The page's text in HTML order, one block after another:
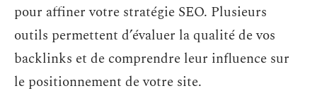
pour affiner votre stratégie SEO. Plusieurs
outils permettent d’évaluer la qualité de vos
backlinks et de comprendre leur influence sur
le positionnement de votre site.